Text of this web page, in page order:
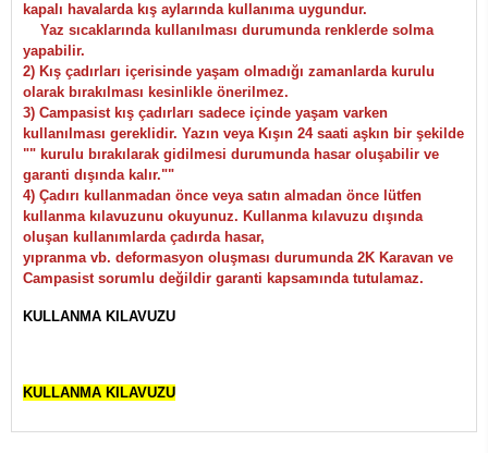
kapalı havalarda kış aylarında kullanıma uygundur.
Yaz sıcaklarında kullanılması durumunda renklerde solma
yapabilir.
2) Kış çadırları içerisinde yaşam olmadığı zamanlarda kurulu
olarak bırakılması kesinlikle önerilmez.
3) Campasist kış çadırları sadece içinde yaşam varken
kullanılması gereklidir. Yazın veya Kışın 24 saati aşkın bir şekilde
"" kurulu bırakılarak gidilmesi durumunda hasar oluşabilir ve
garanti dışında kalır.""
4) Çadırı kullanmadan önce veya satın almadan önce lütfen
kullanma kılavuzunu okuyunuz. Kullanma kılavuzu dışında
oluşan kullanımlarda çadırda hasar,
yıpranma vb. deformasyon oluşması durumunda 2K Karavan ve
Campasist sorumlu değildir garanti kapsamında tutulamaz.
KULLANMA KILAVUZU
KULLANMA KILAVUZU